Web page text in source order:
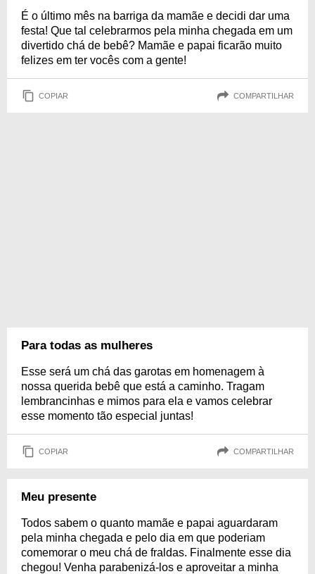
É o último mês na barriga da mamãe e decidi dar uma
festa! Que tal celebrarmos pela minha chegada em um
divertido chá de bebê? Mamãe e papai ficarão muito
felizes em ter vocês com a gente!
COPIAR COMPARTILHAR
Para todas as mulheres
Esse será um chá das garotas em homenagem à
nossa querida bebê que está a caminho. Tragam
lembrancinhas e mimos para ela e vamos celebrar
esse momento tão especial juntas!
COPIAR COMPARTILHAR
Meu presente
Todos sabem o quanto mamãe e papai aguardaram
pela minha chegada e pelo dia em que poderiam
comemorar o meu chá de fraldas. Finalmente esse dia
chegou! Venha parabenizá-los e aproveitar a minha